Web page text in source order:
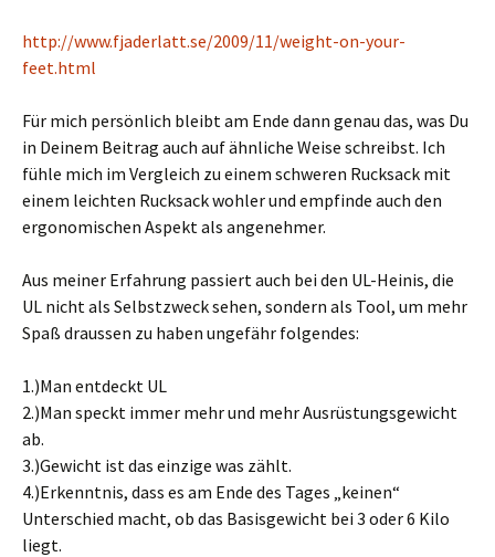
http://www.fjaderlatt.se/2009/11/weight-on-your-
feet.html
Für mich persönlich bleibt am Ende dann genau das, was Du
in Deinem Beitrag auch auf ähnliche Weise schreibst. Ich
fühle mich im Vergleich zu einem schweren Rucksack mit
einem leichten Rucksack wohler und empfinde auch den
ergonomischen Aspekt als angenehmer.
Aus meiner Erfahrung passiert auch bei den UL-Heinis, die
UL nicht als Selbstzweck sehen, sondern als Tool, um mehr
Spaß draussen zu haben ungefähr folgendes:
1.)Man entdeckt UL
2.)Man speckt immer mehr und mehr Ausrüstungsgewicht
ab.
3.)Gewicht ist das einzige was zählt.
4.)Erkenntnis, dass es am Ende des Tages „keinen“
Unterschied macht, ob das Basisgewicht bei 3 oder 6 Kilo
liegt.